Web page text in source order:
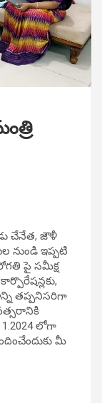
చేనేత, జౌళీ
నుండి ఇప్పటి
పై సమీక్ష
తప్పనిసరిగా
లోగా
మీ